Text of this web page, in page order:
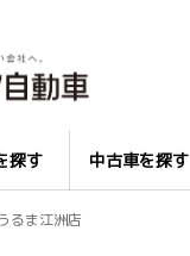
探す 中古車を探す
るま江洲店